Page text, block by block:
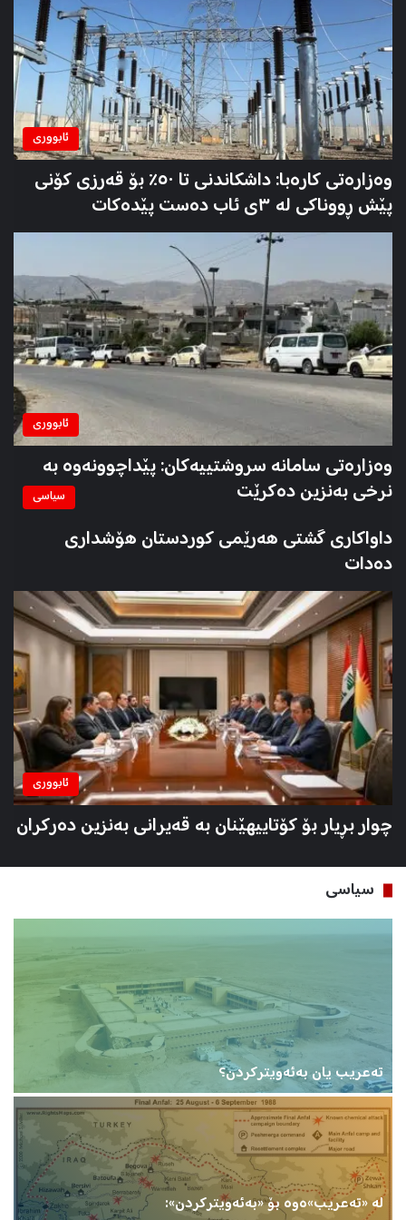
ئابووری
وەزارەتی کارەبا: داشکاندنی تا ٥٠٪ بۆ قەرزی کۆنی
پێش ڕووناکی لە ٣ی ئاب دەست پێدەکات
ئابووری
وەزارەتی سامانە سروشتییەکان: پێداچوونەوە بە
نرخی بەنزین دەکرێت
سیاسی
داواکاری گشتی هەرێمی کوردستان هۆشداری
دەدات
ئابووری
چوار بڕیار بۆ کۆتاییهێنان بە قەیرانی بەنزین دەرکران
سیاسی
تەعریب یان بەئەویترکردن؟
لە «تەعریب»ەوە بۆ «بەئەویترکردن»: